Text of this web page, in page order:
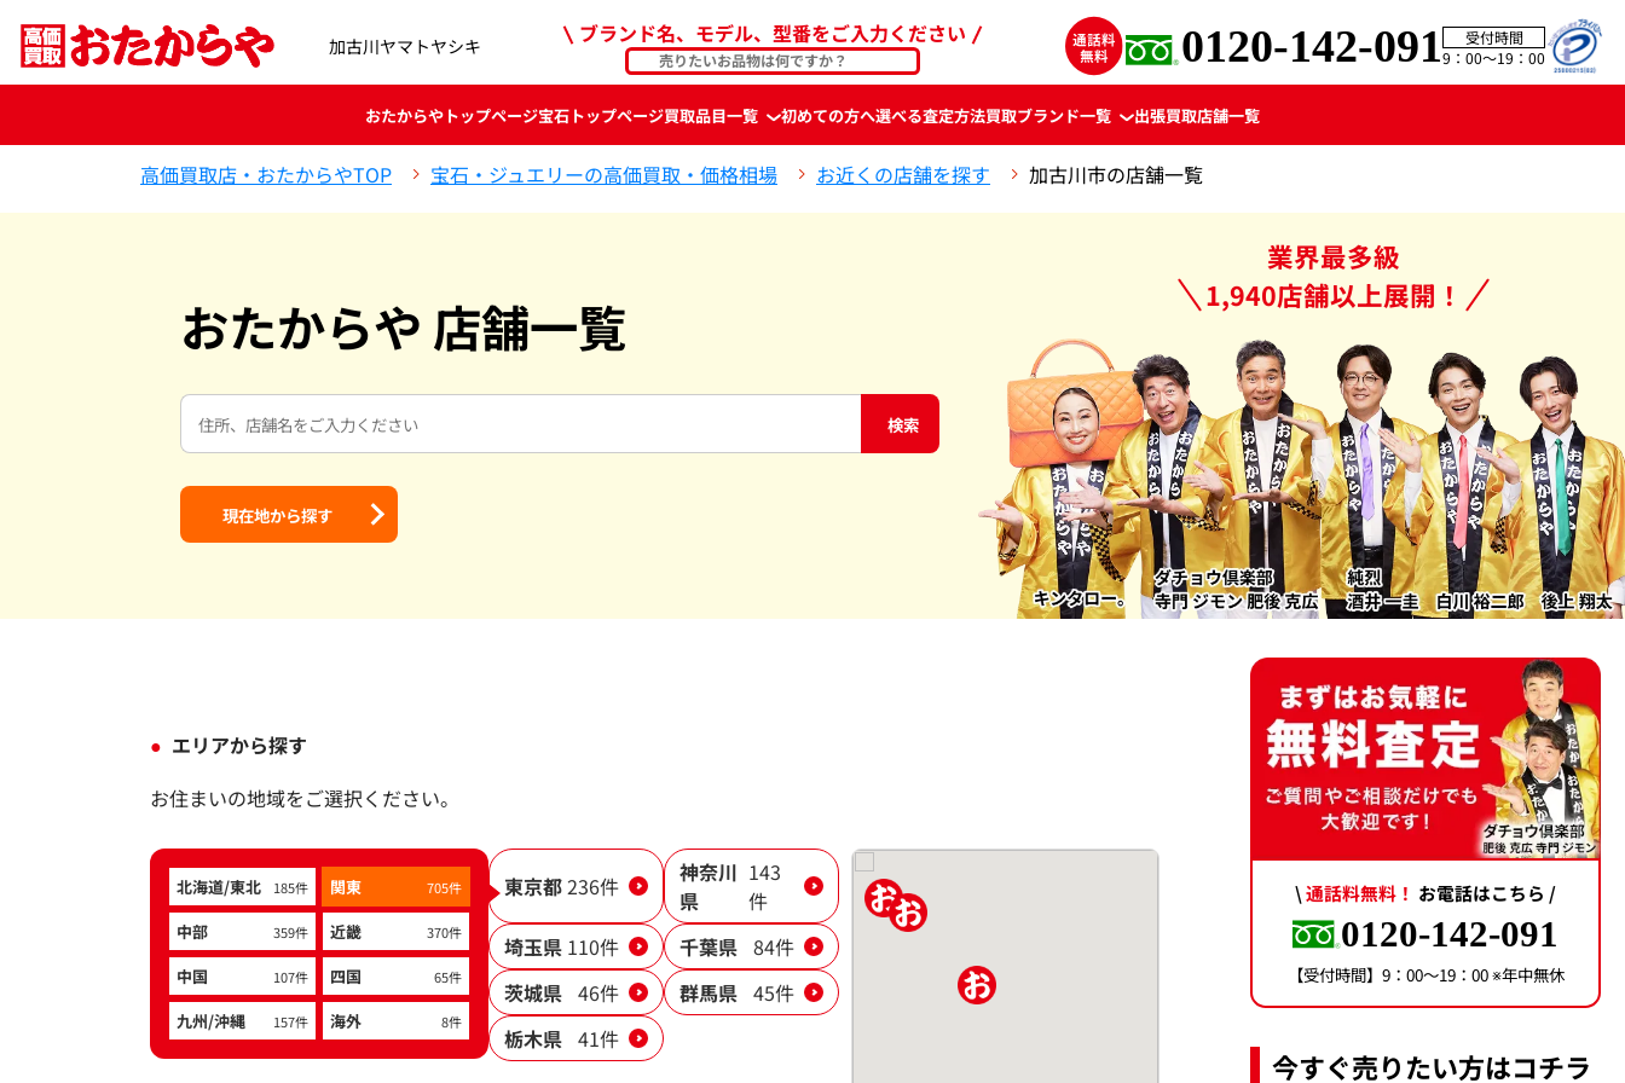
加古川ヤマトヤシキ ブランド名、モデル、型番をご入力ください 0120-142-091
受付時間
9：00〜19：00
おたからやトップページ宝石トップページ買取品目一覧 初めての方へ選べる査定方法買取ブランド一覧 出張買取店舗一覧
高価買取店・おたからやTOP 宝石・ジュエリーの高価買取・価格相場 お近くの店舗を探す 加古川市の店舗一覧
おたからや 店舗一覧
検索
現在地から探す
業界最多級
1,940店舗以上展開！
エリアから探す
お住まいの地域をご選択ください。
北海道/東北 185件 関東 705件
中部 359件 近畿 370件
中国 107件 四国 65件
九州/沖縄 157件 海外 8件
東京都236件
神奈川
県
143
件
埼玉県 110件 千葉県 84件
茨城県 46件 群馬県 45件
栃木県 41件
\通話料無料！ お電話はこちら /
0120-142-091
【受付時間】9：00〜19：00 ※年中無休
今すぐ売りたい方はコチラ